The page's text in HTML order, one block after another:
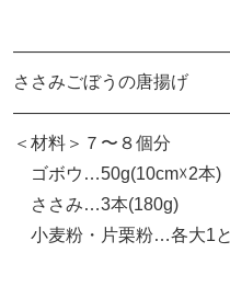
ささみごぼうの唐揚げ
＜材料＞７〜８個分
ゴボウ…50g(10cm☓2本)
ささみ…3本(180g)
小麦粉・片栗粉…各大1